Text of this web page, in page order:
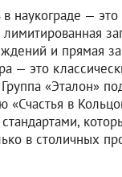
наукограде — это
лимитированная
и прямая
— это
«Эталон»
«Счастья в
в столичных